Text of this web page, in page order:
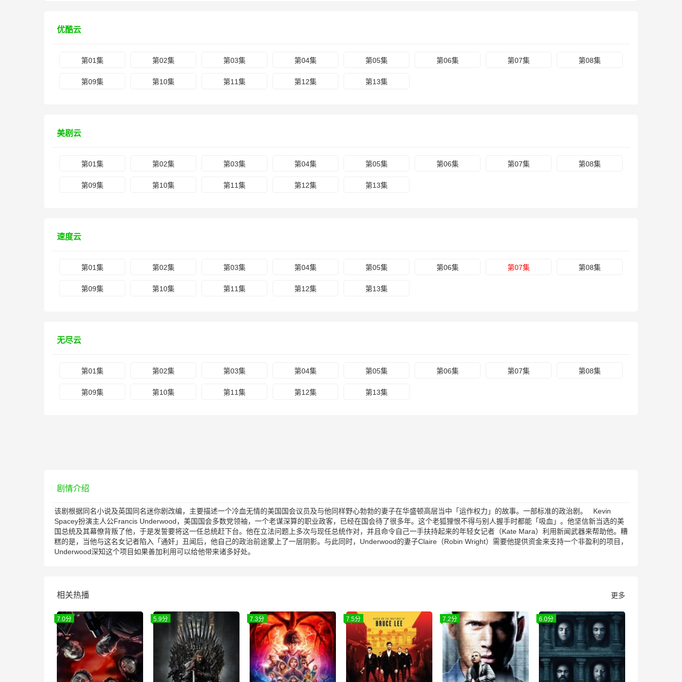
优酷云
第01集 第02集 第03集 第04集 第05集 第06集 第07集 第08集
第09集 第10集 第11集 第12集 第13集
美剧云
第01集 第02集 第03集 第04集 第05集 第06集 第07集 第08集
第09集 第10集 第11集 第12集 第13集
速度云
第01集 第02集 第03集 第04集 第05集 第06集 第07集 第08集
第09集 第10集 第11集 第12集 第13集
无尽云
第01集 第02集 第03集 第04集 第05集 第06集 第07集 第08集
第09集 第10集 第11集 第12集 第13集
剧情介绍
该剧根据同名小说及英国同名迷你剧改编，主要描述一个冷血无情的美国国会议员及与他同样野心勃勃的妻子在华盛顿高层当中「运作权力」的故事。一部标准的政治剧。 Kevin
Spacey扮演主人公Francis Underwood，美国国会多数党领袖，一个老谋深算的职业政客，已经在国会待了很多年。这个老狐狸恨不得与别人握手时都能「吸血」。他坚信新当选的美
国总统及其幕僚背叛了他，于是发誓要将这一任总统赶下台。他在立法问题上多次与现任总统作对，并且命令自己一手扶持起来的年轻女记者（Kate Mara）利用新闻武器来帮助他。糟
糕的是，当他与这名女记者陷入「通奸」丑闻后，他自己的政治前途蒙上了一层阴影。与此同时，Underwood的妻子Claire（Robin Wright）需要他提供资金来支持一个非盈利的项目，
Underwood深知这个项目如果善加利用可以给他带来诸多好处。
相关热播 更多
7.0分 5.9分 7.3分 7.5分 7.2分 6.0分